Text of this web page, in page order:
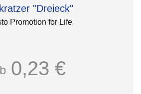
"Dreieck"
Promotion for Life
0,23 €